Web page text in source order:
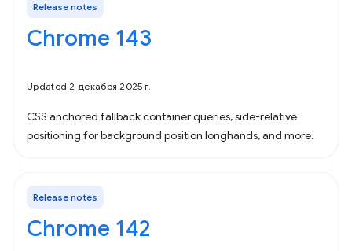
Release notes
Chrome 143
Updated 2 декабря 2025 г.
CSS anchored fallback container queries, side-relative
positioning for background position longhands, and more.
Release notes
Chrome 142